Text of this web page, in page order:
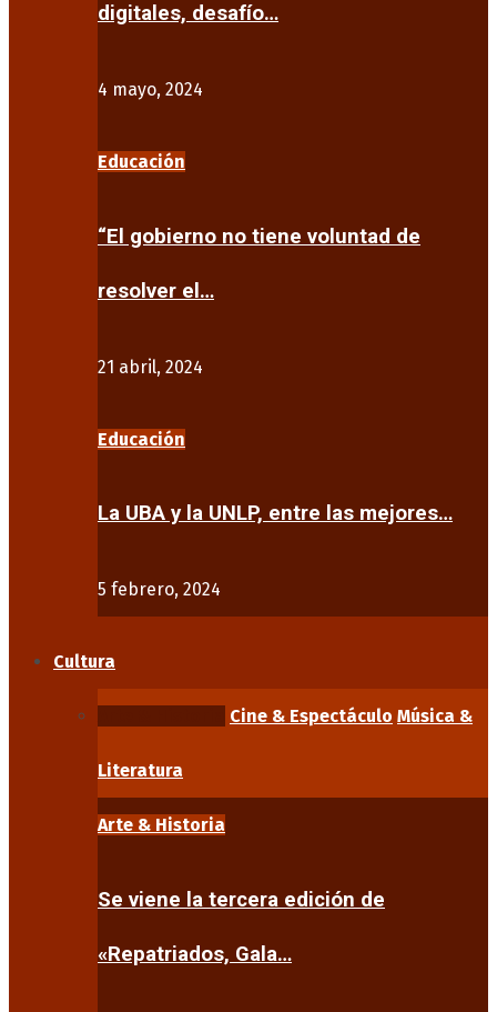
digitales, desafío…
4 mayo, 2024
Educación
“El gobierno no tiene voluntad de
resolver el…
21 abril, 2024
Educación
La UBA y la UNLP, entre las mejores…
5 febrero, 2024
Cultura
Cine & Espectáculo Música &
Literatura
Arte & Historia
Se viene la tercera edición de
«Repatriados, Gala…